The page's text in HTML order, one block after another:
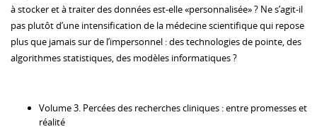
à stocker et à traiter des données est-elle «personnalisée» ? Ne s’agit-il
pas plutôt d’une intensification de la médecine scientifique qui repose
plus que jamais sur de l’impersonnel : des technologies de pointe, des
algorithmes statistiques, des modèles informatiques ?
Volume 3. Percées des recherches cliniques : entre promesses et
réalité